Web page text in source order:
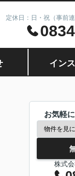
定休日：日・祝（事前
イン
お気軽
株式